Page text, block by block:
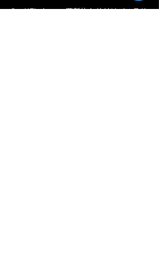
OneXFly Apexの革新的な外付けバッテリ